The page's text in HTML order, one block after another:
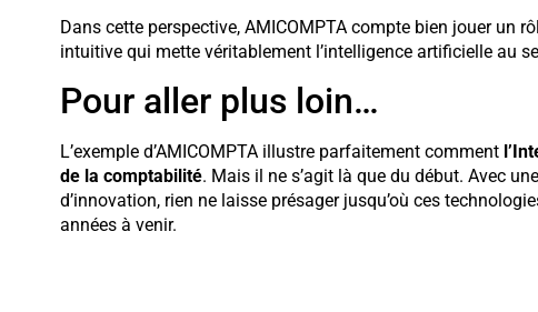
Dans cette perspective, AMICOMPTA compte bien jouer un
intuitive qui mette véritablement l’intelligence artificielle au
Pour aller plus loin…
L’exemple d’AMICOMPTA illustre parfaitement comment
de la comptabilité. Mais il ne s’agit là que du début. Avec
d’innovation, rien ne laisse présager jusqu’où ces
années à venir.